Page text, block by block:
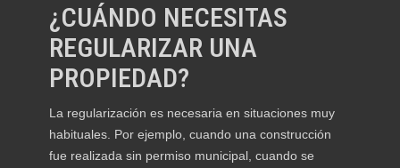
¿CUÁNDO NECESITAS
REGULARIZAR UNA
PROPIEDAD?
La regularización es necesaria en situaciones muy
habituales. Por ejemplo, cuando una construcción
fue realizada sin permiso municipal, cuando se